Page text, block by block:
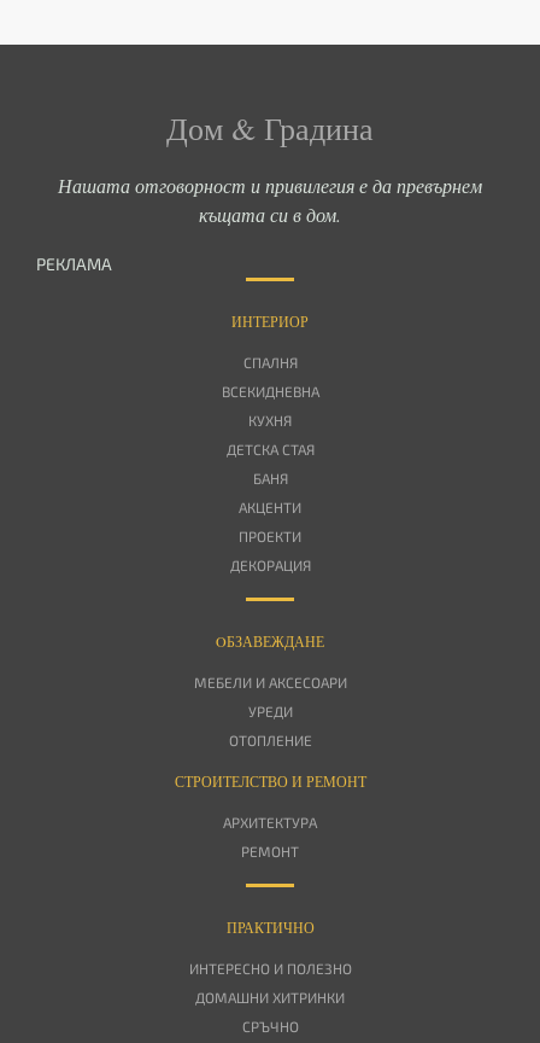
Дом & Градина
Нашата отговорност и привилегия е да превърнем
къщата си в дом.
РЕКЛАМА
ИНТЕРИОР
СПАЛНЯ
ВСЕКИДНЕВНА
КУХНЯ
ДЕТСКА СТАЯ
БАНЯ
АКЦЕНТИ
ПРОЕКТИ
ДЕКОРАЦИЯ
OБЗАВЕЖДАНЕ
МЕБЕЛИ И АКСЕСОАРИ
УРЕДИ
ОТОПЛЕНИЕ
СТРОИТЕЛСТВО И РЕМОНТ
АРХИТЕКТУРА
РЕМОНТ
ПРАКТИЧНО
ИНТЕРЕСНО И ПОЛЕЗНО
ДОМАШНИ ХИТРИНКИ
СРЪЧНО